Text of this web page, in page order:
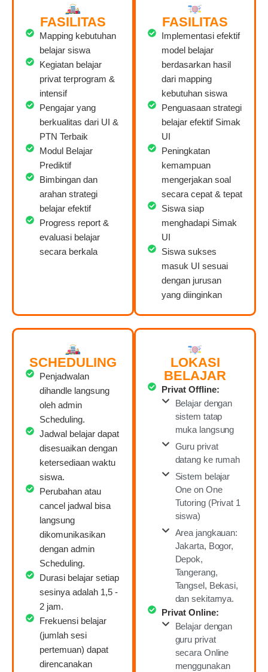
FASILITAS
Mapping kebutuhan
belajar siswa
Kegiatan belajar
privat terprogram &
intensif
Pengajar yang
berkualitas dari UI &
PTN Terbaik
Modul Belajar
Prediktif
Bimbingan dan
arahan strategi
belajar efektif
Progress report &
evaluasi belajar
secara berkala
FASILITAS
Implementasi efektif
model belajar
berdasarkan hasil
dari mapping
kebutuhan siswa
Penguasaan strategi
belajar efektif Simak
UI
Peningkatan
kemampuan
mengerjakan soal
secara cepat & tepat
Siswa siap
menghadapi Simak
UI
Siswa sukses
masuk UI sesuai
dengan jurusan
yang diinginkan
SCHEDULING
Penjadwalan
dihandle langsung
oleh admin
Scheduling.
Jadwal belajar dapat
disesuaikan dengan
ketersediaan waktu
siswa.
Perubahan atau
cancel jadwal bisa
langsung
dikomunikasikan
dengan admin
Scheduling.
Durasi belajar setiap
sesinya adalah 1,5 -
2 jam.
Frekuensi belajar
(jumlah sesi
pertemuan) dapat
direncanakan
LOKASI
BELAJAR
Privat Offline:
Belajar dengan
sistem tatap
muka langsung
Guru privat
datang ke rumah
Sistem belajar
One on One
Tutoring (Privat 1
siswa)
Area jangkauan:
Jakarta, Bogor,
Depok,
Tangerang,
Tangsel, Bekasi,
dan sekitarnya.
Privat Online:
Belajar dengan
guru privat
secara Online
menggunakan